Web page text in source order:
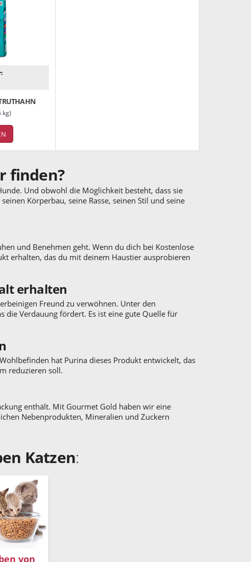
kg)
finden?
Und obwohl die Möglichkeit besteht, dass sie
Körperbau, seine Rasse, seinen Stil und seine
und Benehmen geht. Wenn du dich bei Kostenlose
erhalten, das du mit deinem Haustier ausprobieren
erhalten
Freund zu verwöhnen. Unter den
die Verdauung fördert. Es ist eine gute Quelle für
hat Purina dieses Produkt entwickelt, das
reduzieren soll.
enthält. Mit Gourmet Gold haben wir eine
Nebenprodukten, Mineralien und Zuckern
Katzen:
von